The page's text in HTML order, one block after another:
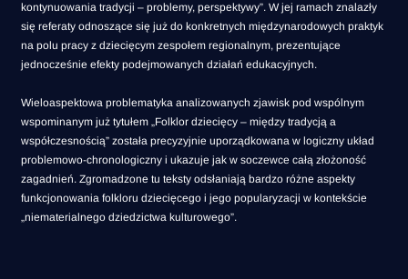
kontynuowania tradycji – problemy, perspektywy”. W jej ramach znalazły
się referaty odnoszące się już do konkretnych międzynarodowych praktyk
na polu pracy z dziecięcym zespołem regionalnym, prezentujące
jednocześnie efekty podejmowanych działań edukacyjnych.
Wieloaspektowa problematyka analizowanych zjawisk pod wspólnym
wspominanym już tytułem „Folklor dziecięcy – między tradycją a
współczesnością” została precyzyjnie uporządkowana w logiczny układ
problemowo-chronologiczny i ukazuje jak w soczewce całą złożoność
zagadnień. Zgromadzone tu teksty odsłaniają bardzo różne aspekty
funkcjonowania folkloru dziecięcego i jego popularyzacji w kontekście
„niematerialnego dziedzictwa kulturowego”.